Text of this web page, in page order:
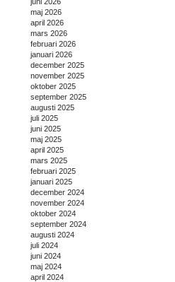
maj 2026
april 2026
mars 2026
februari 2026
januari 2026
december 2025
november 2025
oktober 2025
september 2025
augusti 2025
juli 2025
juni 2025
maj 2025
april 2025
mars 2025
februari 2025
januari 2025
december 2024
november 2024
oktober 2024
september 2024
augusti 2024
juli 2024
juni 2024
maj 2024
april 2024